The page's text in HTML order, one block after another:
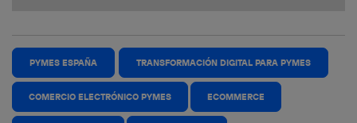
PYMES ESPAÑA TRANSFORMACIÓN DIGITAL PARA PYMES
COMERCIO ELECTRÓNICO PYMES ECOMMERCE